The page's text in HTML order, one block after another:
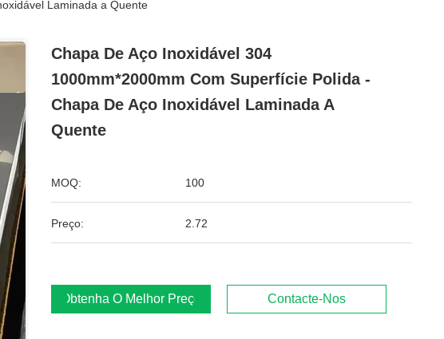
Laminada a Quente
Chapa De Aço Inoxidável 304
1000mm*2000mm Com Superfície Polida -
Chapa De Aço Inoxidável Laminada A
Quente
MOQ: 100
Preço: 2.72
Obtenha O Melhor Preço Contacte-Nos